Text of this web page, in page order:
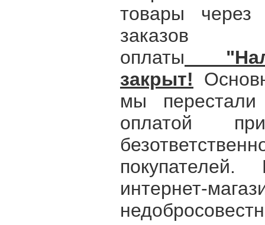
товары
оплаты
закрыт!
мы перестали
оплатой
интернет-